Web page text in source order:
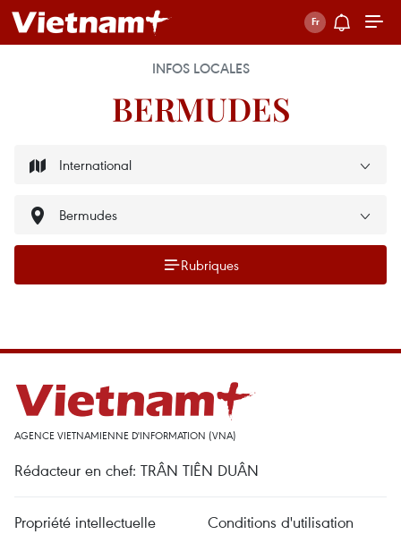
INFOS LOCALES
BERMUDES
Rubriques
AGENCE VIETNAMIENNE D'INFORMATION (VNA)
Rédacteur en chef: TRÂN TIÊN DUÂN
Propriété intellectuelle
Conditions d'utilisation